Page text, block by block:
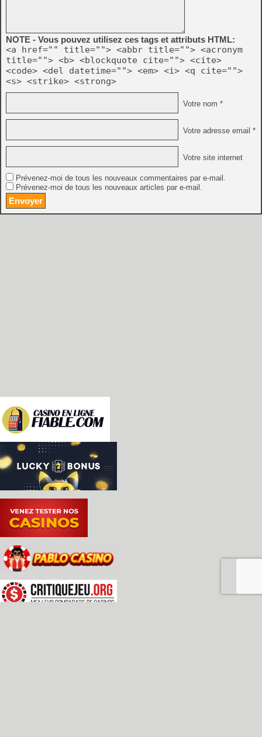
NOTE - Vous pouvez utilisez ces tags et attributs HTML:
<a href="" title=""> <abbr title=""> <acronym
title=""> <b> <blockquote cite=""> <cite>
<code> <del datetime=""> <em> <i> <q cite="">
<s> <strike> <strong>
Votre nom *
Votre adresse email *
Votre site internet
Prévenez-moi de tous les nouveaux commentaires par e-mail.
Prévenez-moi de tous les nouveaux articles par e-mail.